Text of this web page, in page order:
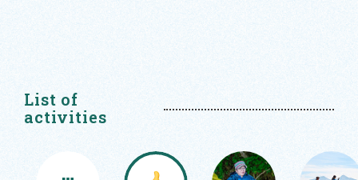
List of
activities